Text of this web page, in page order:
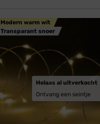
Modern warm wit
Transparant snoer
Helaas al uitverkocht
Ontvang een seintje